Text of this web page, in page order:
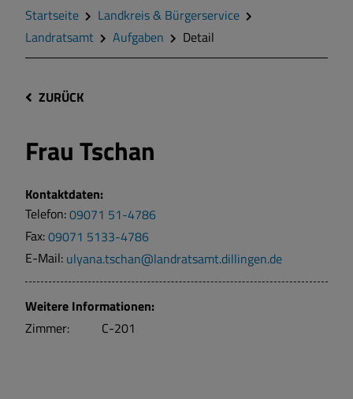
Startseite
Landkreis & Bürgerservice
Landratsamt
Aufgaben Detail
ZURÜCK
FrauTschan
Kontaktdaten:
Telefon:09071 51-4786
Fax:09071 5133-4786
E-Mail: ulyana.tschan@landratsamt.dillingen.de
Weitere Informationen:
Zimmer:
C-201